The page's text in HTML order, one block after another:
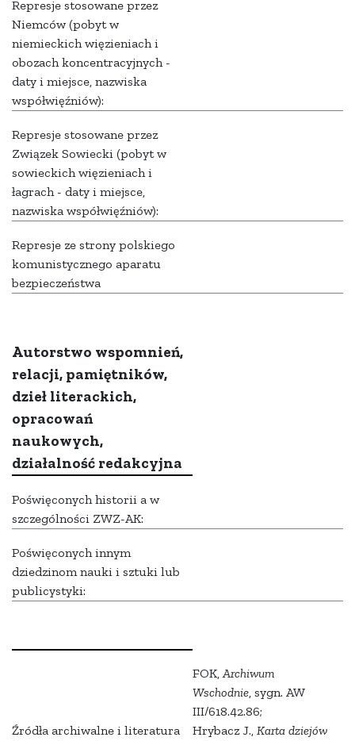
Represje stosowane przez
Niemców (pobyt w
niemieckich więzieniach i
obozach koncentracyjnych -
daty i miejsce, nazwiska
współwięźniów):
Represje stosowane przez
Związek Sowiecki (pobyt w
sowieckich więzieniach i
łagrach - daty i miejsce,
nazwiska współwięźniów):
Represje ze strony polskiego
komunistycznego aparatu
bezpieczeństwa
Autorstwo wspomnień,
relacji, pamiętników,
dzieł literackich,
opracowań
naukowych,
działalność redakcyjna
Poświęconych historii a w
szczególności ZWZ-AK:
Poświęconych innym
dziedzinom nauki i sztuki lub
publicystyki:
Źródła archiwalne i literatura
FOK,Archiwum
Wschodnie, sygn. AW
III/618.42.86;
Hrybacz J., Karta dziejów